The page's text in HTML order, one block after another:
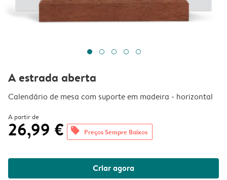
A estrada aberta
Calendário de mesa com suporte em madeira - horizontal
A partir de
26,99 € offers Preços Sempre Baixos
Criar agora